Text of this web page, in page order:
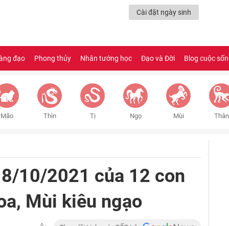
Cài đặt ngày sinh
đạo Phong thủy Nhân tướng học Đạo và Đời Blog cuộc
Mão Thìn Tị Ngọ Mùi Thân
10/2021 của 12 con
Mùi kiêu ngạo